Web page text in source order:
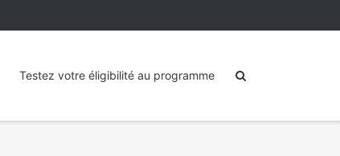
Testez votre éligibilité au programme